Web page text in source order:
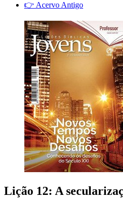
👉 Acervo Antigo
Lição 12: A